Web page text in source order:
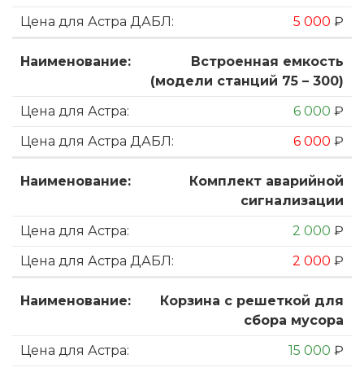
5 000 ₽
Встроенная емкость
(модели станций 75 – 300)
6 000 ₽
6 000 ₽
Комплект аварийной
сигнализации
2 000 ₽
2 000 ₽
Корзина с решеткой для
сбора мусора
15 000 ₽